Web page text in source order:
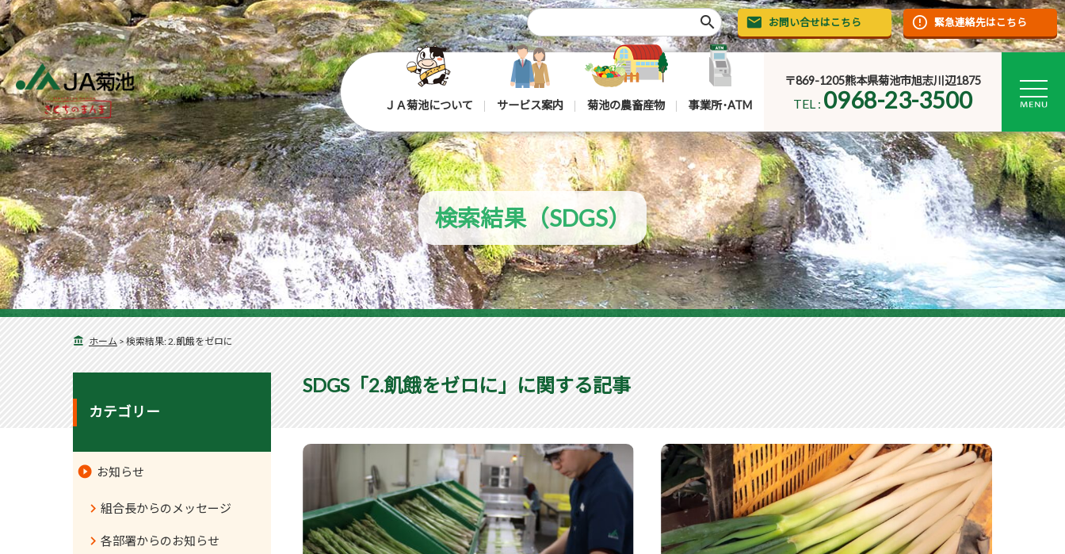
search お問い合せはこちら 緊急連絡先はこちら
ＪＡ菊池について サービス案内 菊池の農畜産物 事業所･ATM
〒869-1205熊本県菊池市旭志川辺1875
TEL : 0968-23-3500
検索結果（SDGS）
ホーム > 検索結果: 2.飢餓をゼロに
SDGS「2.飢餓をゼロに」に関する記事
カテゴリー
お知らせ
組合長からのメッセージ
各部署からのお知らせ